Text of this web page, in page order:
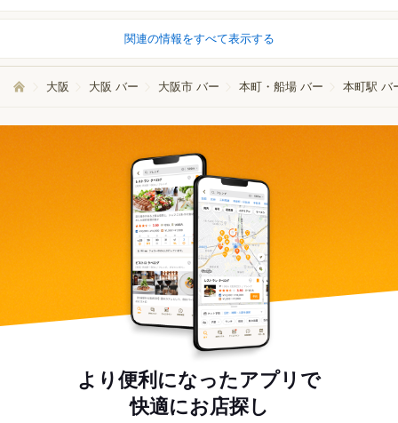
関連の情報をすべて表示する
大阪 大阪 バー 大阪市 バー 本町・船場 バー 本町駅 バ
より便利になったアプリで
快適にお店探し